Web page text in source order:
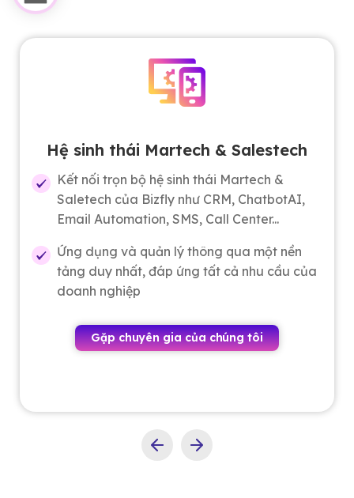
Hạ tầng công nghệ hiện đại, bảo
mật
Năng lực hạ tầng mạnh mẽ, ổn định đến từ
Bizfly Cloud. (TOP 4 nhà cung cấp server
hàng đầu Việt Nam). Chịu tải traffic lên đến
>2 triệu traffic/tháng.
Linh hoạt trong thiết kế và xây dựng tính
theo từng giai đoạn chiến lược.